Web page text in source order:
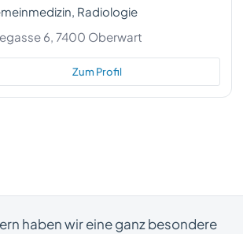
Radiologie
6, 7400 Oberwart
Zum Profil
haben wir eine ganz besondere